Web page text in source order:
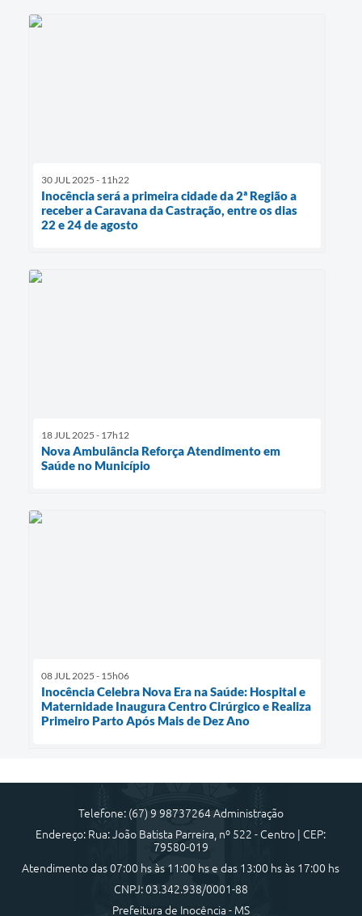
30 JUL 2025 - 11h22
Inocência será a primeira cidade da 2ª Região a
receber a Caravana da Castração, entre os dias
22 e 24 de agosto
18 JUL 2025 - 17h12
Nova Ambulância Reforça Atendimento em
Saúde no Município
08 JUL 2025 - 15h06
Inocência Celebra Nova Era na Saúde: Hospital e
Maternidade Inaugura Centro Cirúrgico e Realiza
Primeiro Parto Após Mais de Dez Ano
Telefone: (67) 9 98737264 Administração
Endereço: Rua: João Batista Parreira, nº 522 - Centro | CEP:
79580-019
Atendimento das 07:00 hs às 11:00 hs e das 13:00 hs às 17:00 hs
CNPJ: 03.342.938/0001-88
Prefeitura de Inocência - MS